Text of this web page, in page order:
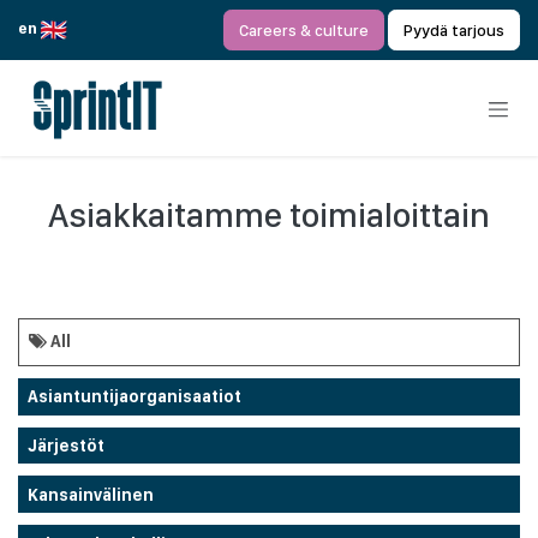
en
Careers & culture Pyydä tarjous
Asiakkaitamme toimialoittain
All
Asiantuntijaorganisaatiot
Järjestöt
Kansainvälinen